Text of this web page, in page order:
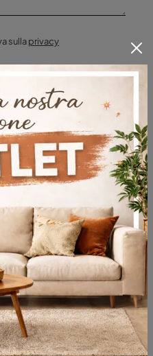
sullaprivacy